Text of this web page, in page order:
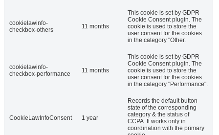
cookielawinfo-
checkbox-others
11 months
This cookie is set by GDPR
Cookie Consent plugin. The
cookie is used to store the
user consent for the cookies
in the category "Other.
cookielawinfo-
checkbox-performance
11 months
This cookie is set by GDPR
Cookie Consent plugin. The
cookie is used to store the
user consent for the cookies
in the category "Performance".
CookieLawInfoConsent 1 year
Records the default button
state of the corresponding
category & the status of
CCPA. It works only in
coordination with the primary